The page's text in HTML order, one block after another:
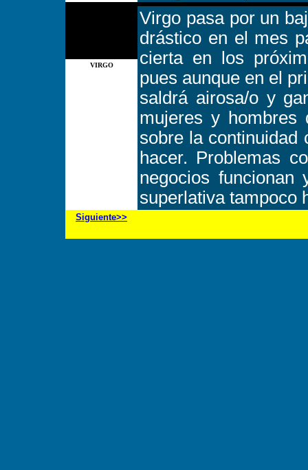
Virgo pasa por un
drástico en el mes
cierta en los
pues aunque en el
saldrá airosa/o y
mujeres y hombres
sobre la continuidad
hacer. Problemas
negocios
superlativa tampoco
VIRGO
Siguiente>>